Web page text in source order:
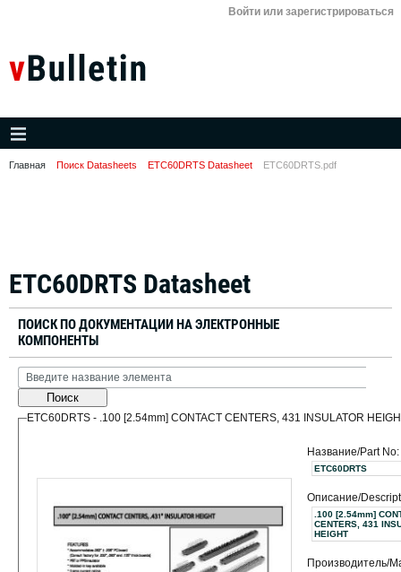
Войти или зарегистрироваться
Главная Поиск Datasheets ETC60DRTS Datasheet ETC60DRTS.pdf
ETC60DRTS Datasheet
ПОИСК ПО ДОКУМЕНТАЦИИ НА ЭЛЕКТРОННЫЕ
КОМПОНЕНТЫ
Поиск
ETC60DRTS - .100 [2.54mm] CONTACT CENTERS, 431 INSULATOR
Название/Part No:
ETC60DRTS
Описание/
.100 [2.54mm]
CENTERS, 431
HEIGHT
Производитель/